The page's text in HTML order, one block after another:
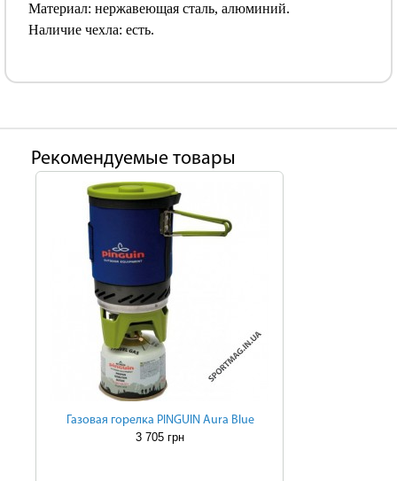
Материал: нержавеющая сталь, алюминий.
Наличие чехла: есть.
Рекомендуемые товары
Газовая горелка PINGUIN Aura Blue
3 705 грн